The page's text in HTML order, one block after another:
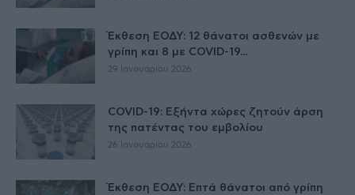
Έκθεση ΕΟΔΥ: 12 θάνατοι ασθενών με
γρίπη και 8 με COVID-19...
29 Ιανουαρίου 2026
COVID-19: Εξήντα χώρες ζητούν άρση
της πατέντας του εμβολίου
26 Ιανουαρίου 2026
Έκθεση ΕΟΔΥ: Επτά θάνατοι από γρίπη